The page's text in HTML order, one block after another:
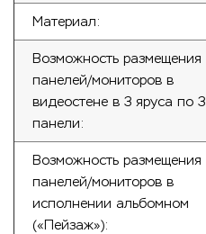
Материал:
Возможность размещения
панелей/мониторов в
видеостене в 3 яруса по 3
панели:
Возможность размещения
панелей/мониторов в
исполнении альбомном
(«Пейзаж»):